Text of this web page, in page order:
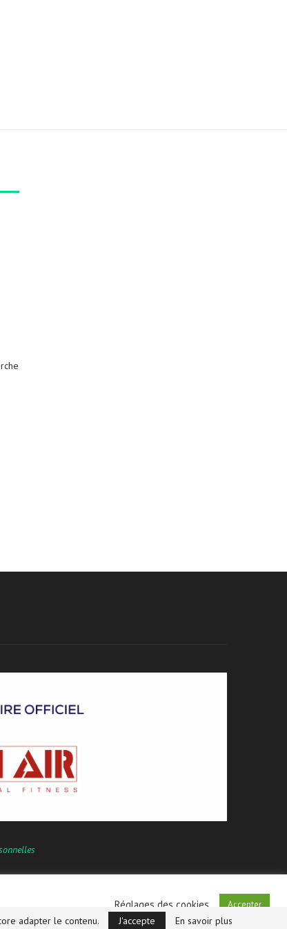
Réglages des cookies Accepter
adapter le contenu. J'accepte En savoir plus